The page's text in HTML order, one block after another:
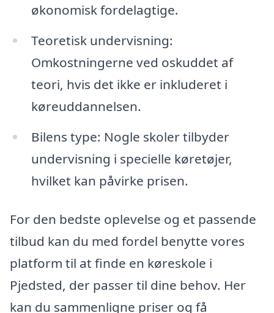
økonomisk fordelagtige.
Teoretisk undervisning:
Omkostningerne ved oskuddet af
teori, hvis det ikke er inkluderet i
køreuddannelsen.
Bilens type: Nogle skoler tilbyder
undervisning i specielle køretøjer,
hvilket kan påvirke prisen.
For den bedste oplevelse og et passende
tilbud kan du med fordel benytte vores
platform til at finde en køreskole i
Pjedsted, der passer til dine behov. Her
kan du sammenligne priser og få